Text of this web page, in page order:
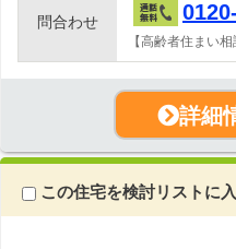
問合わせ
【高齢者住まい相
詳細
この住宅を検討リストに